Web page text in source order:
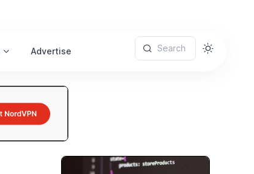
Advertise Search